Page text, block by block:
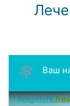
Ваш